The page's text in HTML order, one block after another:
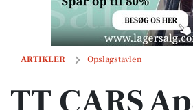
ARTIKLER Opslagstavlen
TT CARS ApS præsenterer en brugt